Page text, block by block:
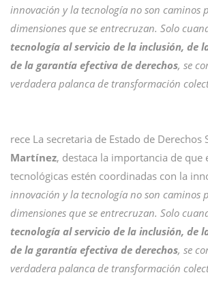
innovación y la tecnología no son caminos
dimensiones que se entrecruzan. Solo
tecnología al servicio de la inclusión, de
de la garantía efectiva de derechos, se
verdadera palanca de transformación
rece La secretaria de Estado de Derechos
Martínez, destaca la importancia de que
tecnológicas estén coordinadas con la
innovación y la tecnología no son caminos
dimensiones que se entrecruzan. Solo
tecnología al servicio de la inclusión, de
de la garantía efectiva de derechos, se
verdadera palanca de transformación